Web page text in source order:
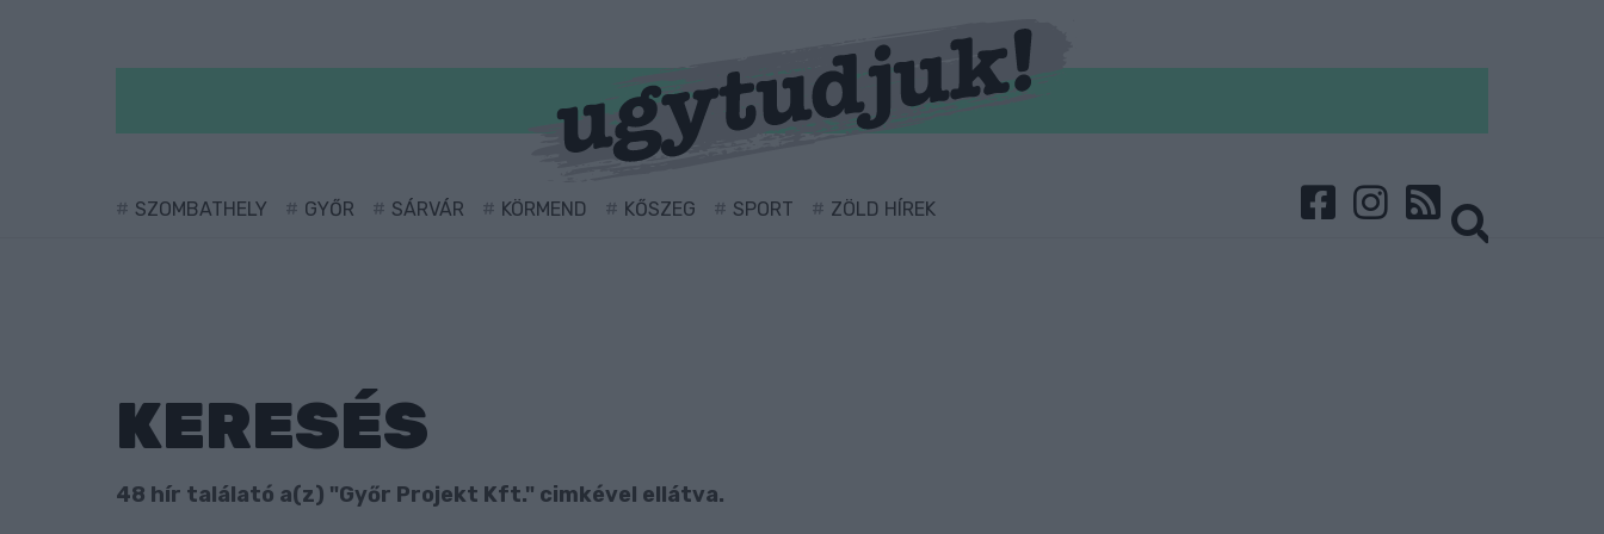
SZOMBATHELY GYŐR SÁRVÁR KÖRMEND KŐSZEG SPORT ZÖLD HÍREK
KERESÉS
48 hír találató a(z) "Győr Projekt Kft." cimkével ellátva.